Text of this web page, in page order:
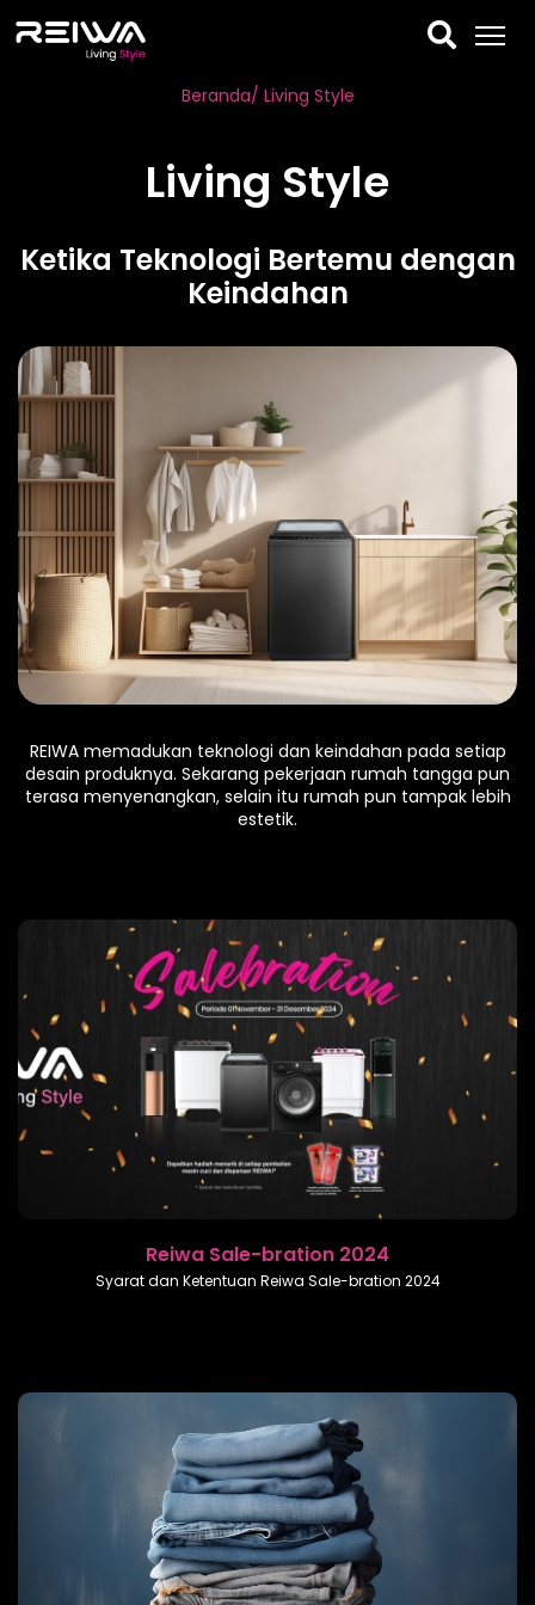
Beranda/ Living Style
Living Style
Ketika Teknologi Bertemu dengan
Keindahan
REIWA memadukan teknologi dan keindahan pada setiap
desain produknya. Sekarang pekerjaan rumah tangga pun
terasa menyenangkan, selain itu rumah pun tampak lebih
estetik.
Reiwa Sale-bration 2024
Syarat dan Ketentuan Reiwa Sale-bration 2024